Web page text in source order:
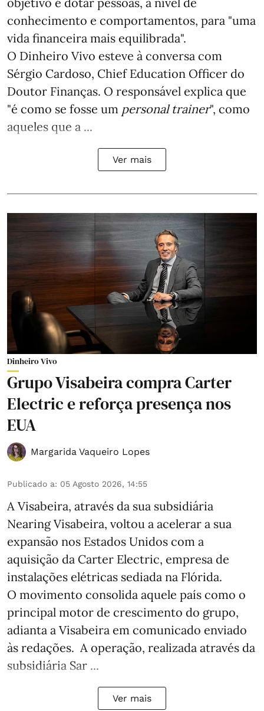
conhecimento e comportamentos, para "uma
vida financeira mais equilibrada".
O Dinheiro Vivo esteve à conversa com
Sérgio Cardoso, Chief Education Officer do
Doutor Finanças. O responsável explica que
"é como se fosse um personal trainer", como
aqueles que a ...
Ver mais
Dinheiro Vivo
Grupo Visabeira compra Carter
Electric e reforça presença nos
EUA
Margarida Vaqueiro Lopes
Publicado a: 05 Agosto 2026, 14:55
A Visabeira, através da sua subsidiária
Nearing Visabeira, voltou a acelerar a sua
expansão nos Estados Unidos com a
aquisição da Carter Electric, empresa de
instalações elétricas sediada na Flórida.
O movimento consolida aquele país como o
principal motor de crescimento do grupo,
adianta a Visabeira em comunicado enviado
às redações. A operação, realizada através da
subsidiária Sar ...
Ver mais